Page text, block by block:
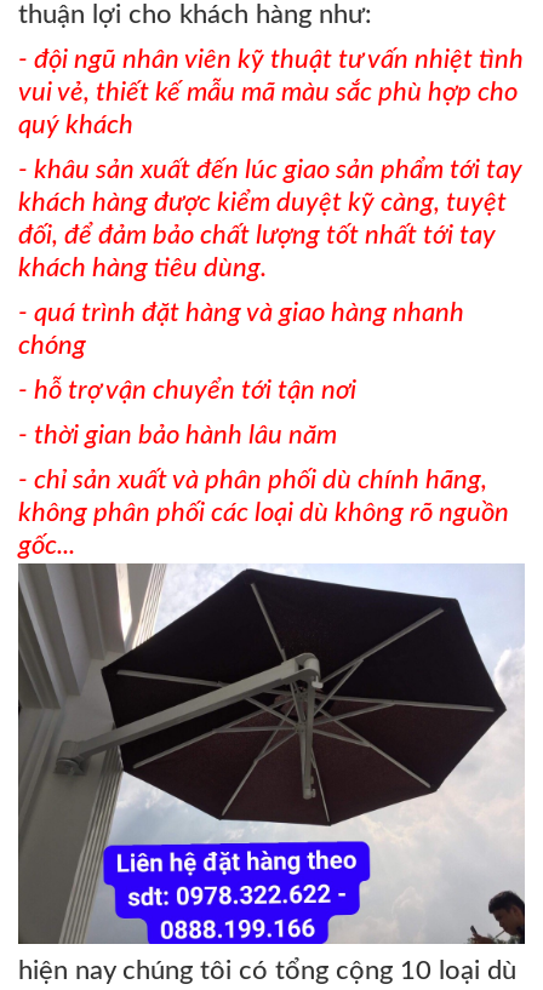
thuận lợi cho khách hàng như:
- đội ngũ nhân viên kỹ thuật tư vấn nhiệt tình
vui vẻ, thiết kế mẫu mã màu sắc phù hợp cho
quý khách
- khâu sản xuất đến lúc giao sản phẩm tới tay
khách hàng được kiểm duyệt kỹ càng, tuyệt
đối, để đảm bảo chất lượng tốt nhất tới tay
khách hàng tiêu dùng.
- quá trình đặt hàng và giao hàng nhanh
chóng
- hỗ trợ vận chuyển tới tận nơi
- thời gian bảo hành lâu năm
- chỉ sản xuất và phân phối dù chính hãng,
không phân phối các loại dù không rõ nguồn
gốc...
hiện nay chúng tôi có tổng cộng 10 loại dù